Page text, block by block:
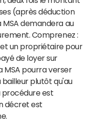
(après déduction
MSA demandera au
Comprenez :
un propriétaire pour
de loyer sur
MSA pourra verser
plutôt qu'au
procédure est
décret est